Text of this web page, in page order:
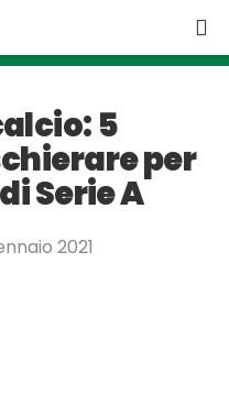
5
per
Serie A
2021